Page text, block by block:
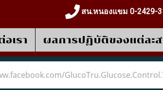
สน.หนองแขม 0-2429-
เรา ผลการปฎิบัติของแต่ละ